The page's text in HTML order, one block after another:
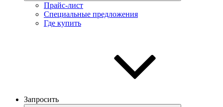
Прайс-лист
Специальные предложения
Где купить
Запросить